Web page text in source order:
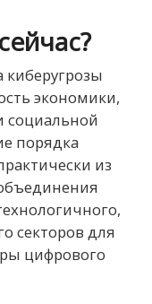
экономики,
социальной
порядка
из
секторов для
цифрового